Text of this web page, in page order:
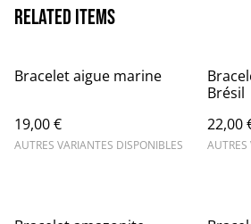
Related items
Bracelet aigue marine
19,00 €
AUTRES VARIANTES DISPONIBLES
Brésil
22,00
AUTRES